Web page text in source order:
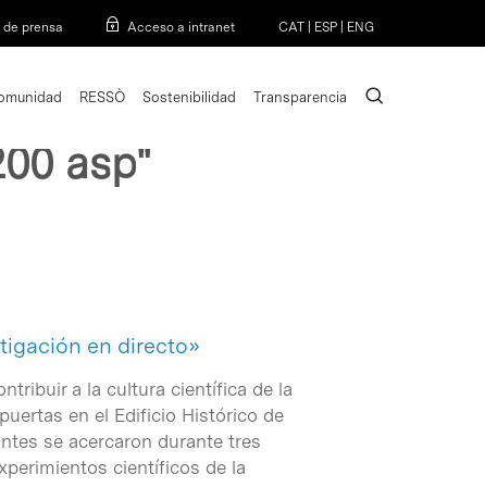
de prensa Acceso a intranet CAT ESP ENG
RESSÒ Sostenibilidad Transparencia search
asp"
en directo»
a la cultura científica de la
en el Edificio Histórico de
se acercaron durante tres
científicos de la